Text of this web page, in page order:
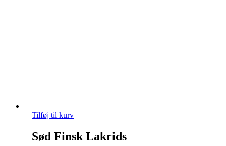
Tilføj til kurv
Sød Finsk Lakrids